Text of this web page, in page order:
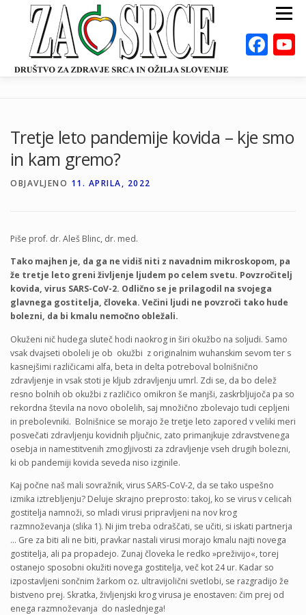
Preskoči
Meni
DEJAVNOSTI ODKLOP-I VAROVALNA ŽIVILA
Tretje leto pandemije kovida – kje smo
in kam gremo?
OBJAVLJENO 11. APRILA, 2022
Piše prof. dr. Aleš Blinc, dr. med.
Tako majhen je, da ga ne vidiš niti z navadnim mikroskopom, pa
že tretje leto greni življenje ljudem po celem svetu. Povzročitelj
kovida, virus SARS-CoV-2. Odlično se je prilagodil na svojega
glavnega gostitelja, človeka. Večini ljudi ne povzroči tako hude
bolezni, da bi kmalu nemočno obležali.
Okuženi nič hudega sluteč hodi naokrog in širi okužbo na soljudi. Samo
vsak dvajseti oboleli je ob okužbi z originalnim wuhanskim sevom ter s
kasnejšimi različicami alfa, beta in delta potreboval bolnišnično
zdravljenje in vsak stoti je kljub zdravljenju umrl. Zdi se, da bo delež
resno bolnih ob okužbi z različico omikron še manjši, zaskrbljujoča pa so
rekordna števila na novo obolelih, saj množično zbolevajo tudi cepljeni
in prebolevniki. Bolnišnice se morajo že tretje leto zapored v veliki meri
posvečati zdravljenju kovidnih pljučnic, zato primanjkuje zdravstvenega
osebja in namestitvenih zmogljivosti za zdravljenje vseh drugih bolezni,
ki ob pandemiji kovida seveda niso izginile.
Kaj počne naš mali sovražnik, virus SARS-CoV-2, da se tako uspešno
izmika iztrebljenju? Deluje skrajno preprosto: takoj, ko se virus v celicah
gostitelja namnoži, so mladi virusi pripravljeni na nov krog
razmnoževanja (slika 1). Ni jim treba odraščati, se učiti, si iskati partnerja
… Gre za biti ali ne biti, pravkar nastali virusi morajo kmalu najti novega
gostitelja, ali pa propadejo. Zunaj človeka le redko »preživijo«, torej
ostanejo sposobni okužiti novega gostitelja, več kot 24 ur. Kadar so
izpostavljeni sončnim žarkom oz. ultravijolični svetlobi, se razgradijo že
bistveno prej. Skratka, življenjski krog virusa je enostaven: čim prej od
enega razmnoževanja do naslednjega!